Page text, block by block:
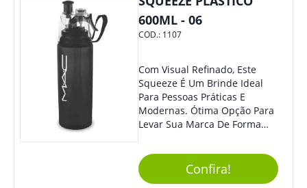
600ML - 06
COD.: 1107
Com Visual Refinado, Este
Squeeze É Um Brinde Ideal
Para Pessoas Práticas E
Modernas. Ótima Opção Para
Levar Sua Marca De Forma
Sua Empresa Em Eventos,
Reuniões Corporativas Ou Até
Mesmo Para Presentear
Confira!